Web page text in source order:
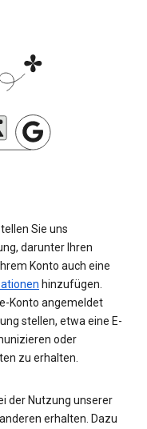
Sie uns
darunter Ihren
Konto auch eine
hinzufügen.
Konto angemeldet
stellen, etwa eine E-
oder
zu erhalten.
der Nutzung unserer
erhalten. Dazu